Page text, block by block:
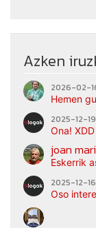
Azken
2026-02-
Hemen
2025-12-
Ona! XDD
joan
Eskerrik
2025-12-16
Oso